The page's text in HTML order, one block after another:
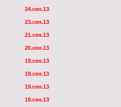
24.сен.13
23.сен.13
21.сен.13
20.сен.13
19.сен.13
19.сен.13
19.сен.13
19.сен.13